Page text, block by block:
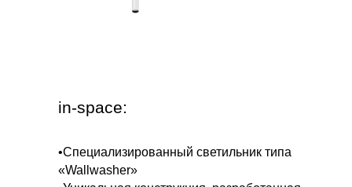
•Специализированный светильник типа
«Wallwasher»
in-space: